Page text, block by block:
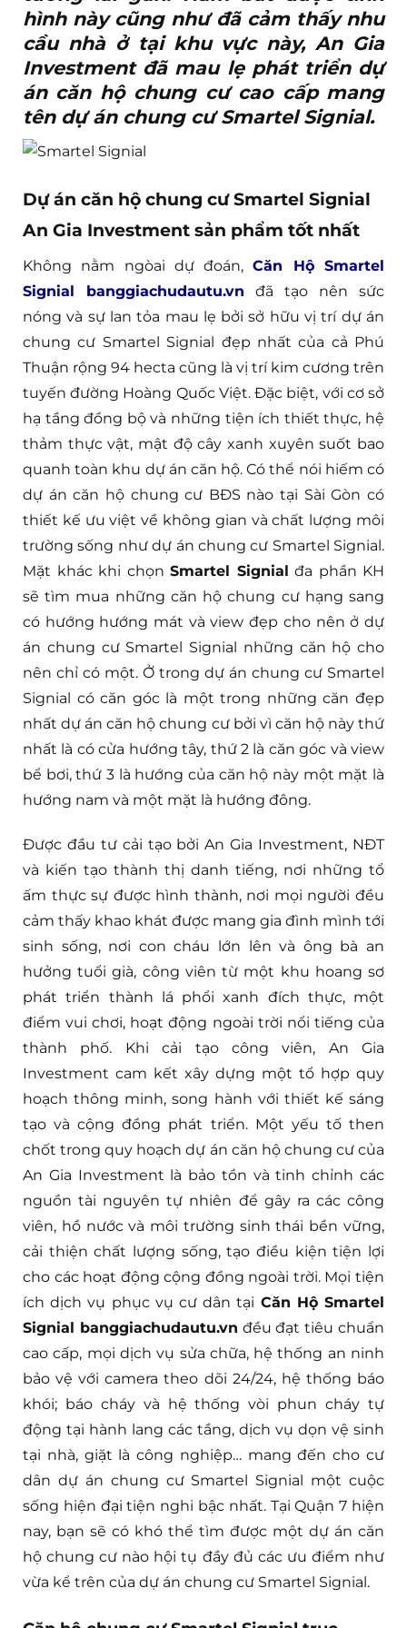
hình này cũng như đã cảm thấy nhu
cầu nhà ở tại khu vực này, An Gia
Investment đã mau lẹ phát triển dự
án căn hộ chung cư cao cấp mang
tên dự án chung cư Smartel Signial.
Dự án căn hộ chung cư Smartel Signial
An Gia Investment sản phẩm tốt nhất
Không nằm ngòai dự đoán,Căn Hộ Smartel
Signial banggiachudautu.vn đã tạo nên sức
nóng và sự lan tỏa mau lẹ bởi sở hữu vị trí dự án
chung cư Smartel Signial đẹp nhất của cả Phú
Thuận rộng 94 hecta cũng là vị trí kim cương trên
tuyến đường Hoàng Quốc Việt. Đặc biệt, với cơ sở
hạ tầng đồng bộ và những tiện ích thiết thực, hệ
thảm thực vật, mật độ cây xanh xuyên suốt bao
quanh toàn khu dự án căn hộ. Có thể nói hiếm có
dự án căn hộ chung cư BĐS nào tại Sài Gòn có
thiết kế ưu việt về không gian và chất lượng môi
trường sống như dự án chung cư Smartel Signial.
Mặt khác khi chọn Smartel Signial đa phần KH
sẽ tìm mua những căn hộ chung cư hạng sang
có hướng hướng mát và view đẹp cho nên ở dự
án chung cư Smartel Signial những căn hộ cho
nên chỉ có một. Ở trong dự án chung cư Smartel
Signial có căn góc là một trong những căn đẹp
nhất dự án căn hộ chung cư bởi vì căn hộ này thứ
nhất là có cửa hướng tây, thứ 2 là căn góc và view
bể bơi, thứ 3 là hướng của căn hộ này một mặt là
hướng nam và một mặt là hướng đông.
Được đầu tư cải tạo bởi An Gia Investment, NĐT
và kiến tạo thành thị danh tiếng, nơi những tổ
ấm thực sự được hình thành, nơi mọi người đều
cảm thấy khao khát được mang gia đình mình tới
sinh sống, nơi con cháu lớn lên và ông bà an
hưởng tuổi già, công viên từ một khu hoang sơ
phát triển thành lá phổi xanh đích thực, một
điểm vui chơi, hoạt động ngoài trời nổi tiếng của
thành phố. Khi cải tạo công viên, An Gia
Investment cam kết xây dựng một tổ hợp quy
hoạch thông minh, song hành với thiết kế sáng
tạo và cộng đồng phát triển. Một yếu tố then
chốt trong quy hoạch dự án căn hộ chung cư của
An Gia Investment là bảo tồn và tinh chỉnh các
nguồn tài nguyên tự nhiên để gây ra các công
viên, hồ nước và môi trường sinh thái bền vững,
cải thiện chất lượng sống, tạo điều kiện tiện lợi
cho các hoạt động cộng đồng ngoài trời. Mọi tiện
ích dịch vụ phục vụ cư dân tại Căn Hộ Smartel
Signial banggiachudautu.vn đều đạt tiêu chuẩn
cao cấp, mọi dịch vụ sửa chữa, hệ thống an ninh
bảo vệ với camera theo dõi 24/24, hệ thống báo
khói; báo cháy và hệ thống vòi phun cháy tự
động tại hành lang các tầng, dịch vụ dọn vệ sinh
tại nhà, giặt là công nghiệp… mang đến cho cư
dân dự án chung cư Smartel Signial một cuộc
sống hiện đại tiện nghi bậc nhất. Tại Quận 7 hiện
nay, bạn sẽ có khó thể tìm được một dự án căn
hộ chung cư nào hội tụ đầy đủ các ưu điểm như
vừa kể trên của dự án chung cư Smartel Signial.